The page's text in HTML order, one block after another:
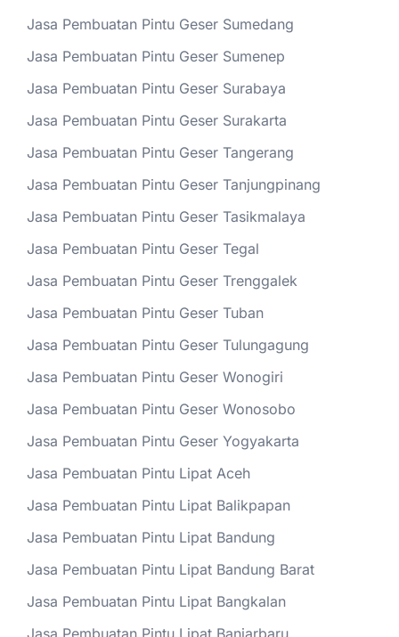
Jasa Pembuatan Pintu Geser Sumedang
Jasa Pembuatan Pintu Geser Sumenep
Jasa Pembuatan Pintu Geser Surabaya
Jasa Pembuatan Pintu Geser Surakarta
Jasa Pembuatan Pintu Geser Tangerang
Jasa Pembuatan Pintu Geser Tanjungpinang
Jasa Pembuatan Pintu Geser Tasikmalaya
Jasa Pembuatan Pintu Geser Tegal
Jasa Pembuatan Pintu Geser Trenggalek
Jasa Pembuatan Pintu Geser Tuban
Jasa Pembuatan Pintu Geser Tulungagung
Jasa Pembuatan Pintu Geser Wonogiri
Jasa Pembuatan Pintu Geser Wonosobo
Jasa Pembuatan Pintu Geser Yogyakarta
Jasa Pembuatan Pintu Lipat Aceh
Jasa Pembuatan Pintu Lipat Balikpapan
Jasa Pembuatan Pintu Lipat Bandung
Jasa Pembuatan Pintu Lipat Bandung Barat
Jasa Pembuatan Pintu Lipat Bangkalan
Jasa Pembuatan Pintu Lipat Banjarbaru